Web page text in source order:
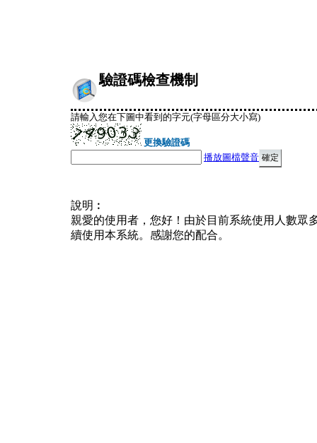
驗證碼檢查機制
請輸入您在下圖中看到的字元(字母區分大小寫)
更換驗證碼
播放圖檔聲音
說明︰
親愛的使用者，您好！由於目前系統使用人數眾
續使用本系統。感謝您的配合。